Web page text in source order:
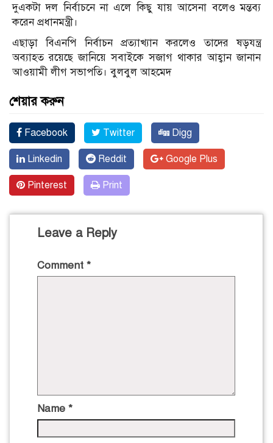
দুএকটা দল নির্বাচনে না এলে কিছু যায় আসেনা বলেও মন্তব্য
করেন প্রধানমন্ত্রী।
এছাড়া বিএনপি নির্বাচন প্রত্যাখ্যান করলেও তাদের ষড়যন্ত্র
অব্যাহত রয়েছে জানিয়ে সবাইকে সজাগ থাকার আহ্বান জানান
আওয়ামী লীগ সভাপতি। বুলবুল আহমেদ
শেয়ার করুন
Facebook Twitter Digg
Linkedin Reddit Google Plus
Pinterest Print
Leave a Reply
Comment *
Name *